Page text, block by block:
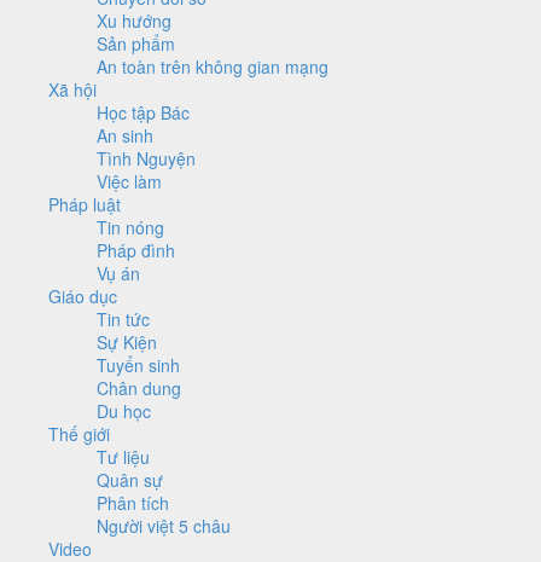
Xu hướng
Sản phẩm
An toàn trên không gian mạng
Xã hội
Học tập Bác
An sinh
Tình Nguyện
Việc làm
Pháp luật
Tin nóng
Pháp đình
Vụ án
Giáo dục
Tin tức
Sự Kiện
Tuyển sinh
Chân dung
Du học
Thế giới
Tư liệu
Quân sự
Phân tích
Người việt 5 châu
Video